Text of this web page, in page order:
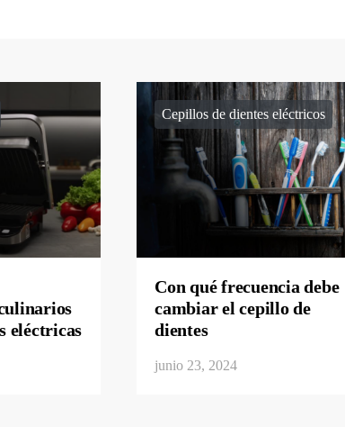
eléctricas
Cepillos de dientes eléctricos
Con qué frecuencia debe
cambiar el cepillo de
dientes
junio 23, 2024